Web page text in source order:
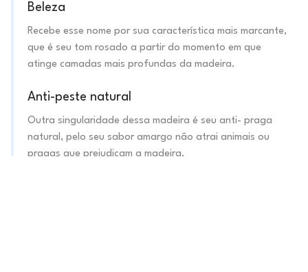
Beleza
Recebe esse nome por sua característica mais marcante,
que é seu tom rosado a partir do momento em que
atinge camadas mais profundas da madeira.
Anti-peste natural
Outra singularidade dessa madeira é seu anti- praga
natural, pelo seu sabor amargo não atrai animais ou
pragas que prejudicam a madeira.